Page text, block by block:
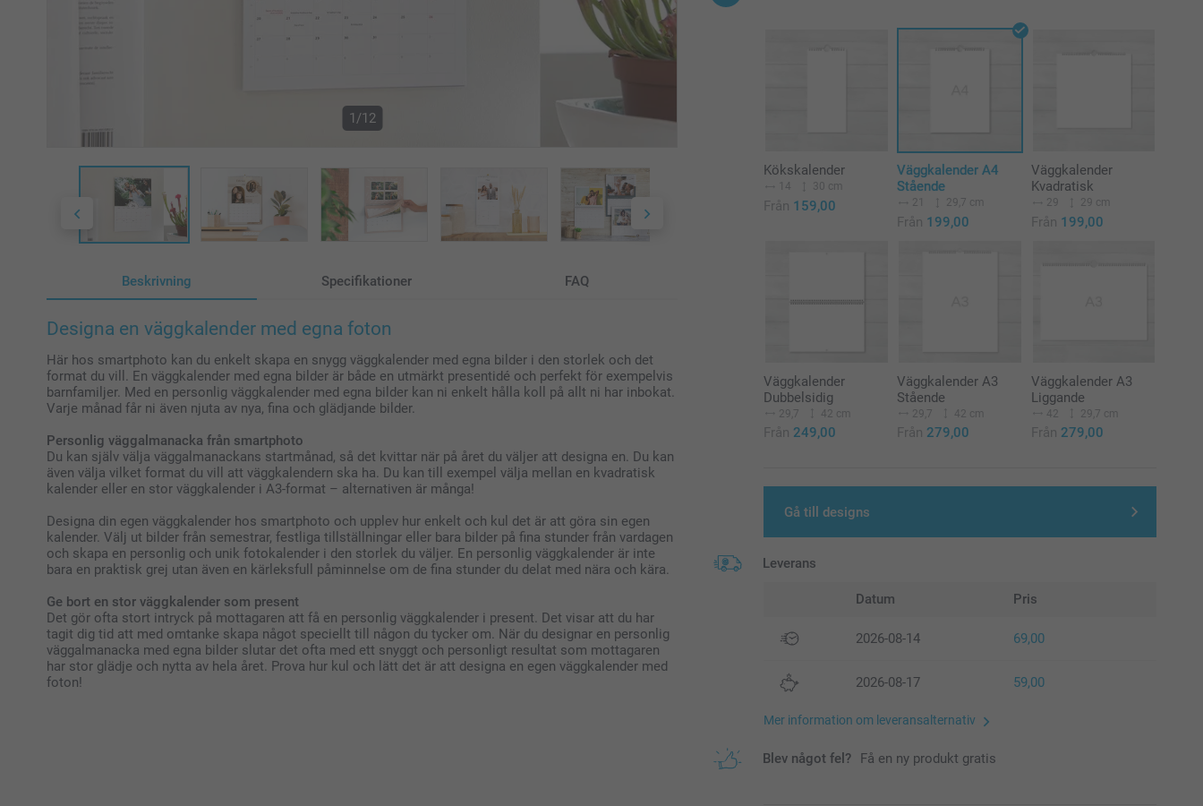
1/12
Beskrivning Specifikationer FAQ
Designa en väggkalender med egna foton
Här hos smartphoto kan du enkelt skapa en snygg väggkalender med egna bilder i den storlek och det
format du vill. En väggkalender med egna bilder är både en utmärkt presentidé och perfekt för exempelvis
barnfamiljer. Med en personlig väggkalender med egna bilder kan ni enkelt hålla koll på allt ni har inbokat.
Varje månad får ni även njuta av nya, fina och glädjande bilder.
Personlig väggalmanacka från smartphoto
Du kan själv välja väggalmanackans startmånad, så det kvittar när på året du väljer att designa en. Du kan
även välja vilket format du vill att väggkalendern ska ha. Du kan till exempel välja mellan en kvadratisk
kalender eller en stor väggkalender i A3-format – alternativen är många!
Designa din egen väggkalender hos smartphoto och upplev hur enkelt och kul det är att göra sin egen
kalender. Välj ut bilder från semestrar, festliga tillställningar eller bara bilder på fina stunder från vardagen
och skapa en personlig och unik fotokalender i den storlek du väljer. En personlig väggkalender är inte
bara en praktisk grej utan även en kärleksfull påminnelse om de fina stunder du delat med nära och kära.
Ge bort en stor väggkalender som present
Det gör ofta stort intryck på mottagaren att få en personlig väggkalender i present. Det visar att du har
tagit dig tid att med omtanke skapa något speciellt till någon du tycker om. När du designar en personlig
väggalmanacka med egna bilder slutar det ofta med ett snyggt och personligt resultat som mottagaren
har stor glädje och nytta av hela året. Prova hur kul och lätt det är att designa en egen väggkalender med
foton!
Kökskalender
14 30 cm
Från 159,00
Väggkalender A4
Stående
21 29,7 cm
Från 199,00
Väggkalender
Kvadratisk
29 29 cm
Från 199,00
Väggkalender
Dubbelsidig
29,7 42 cm
Från 249,00
Väggkalender A3
Stående
29,7 42 cm
Från 279,00
Väggkalender A3
Liggande
42 29,7 cm
Från 279,00
Gå till designs
Leverans
Datum Pris
2026-08-14 69,00
2026-08-17 59,00
Mer information om leveransalternativ
Blev något fel? Få en ny produkt gratis